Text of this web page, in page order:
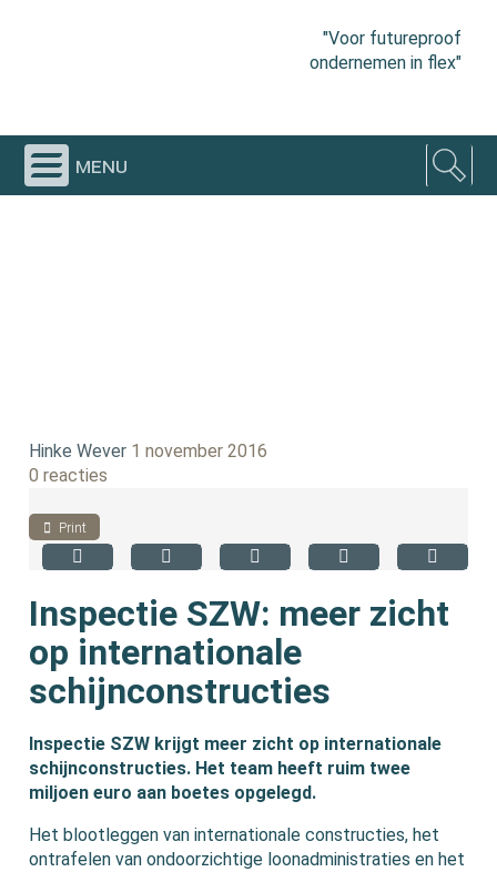
"Voor futureproof
ondernemen in flex"
menu
Hinke Wever 1 november 2016
0 reacties
Print
Inspectie SZW: meer zicht
op internationale
schijnconstructies
Inspectie SZW krijgt meer zicht op internationale
schijnconstructies. Het team heeft ruim twee
miljoen euro aan boetes opgelegd.
Het blootleggen van internationale constructies, het
ontrafelen van ondoorzichtige loonadministraties en het